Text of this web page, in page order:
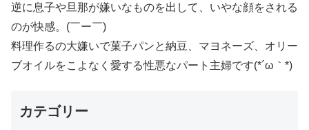
逆に息子や旦那が嫌いなものを出して、いやな顔をされる
のが快感。(￣ー￣)
料理作るの大嫌いで菓子パンと納豆、マヨネーズ、オリー
ブオイルをこよなく愛する性悪なパート主婦です(*´ω｀*)
カテゴリー